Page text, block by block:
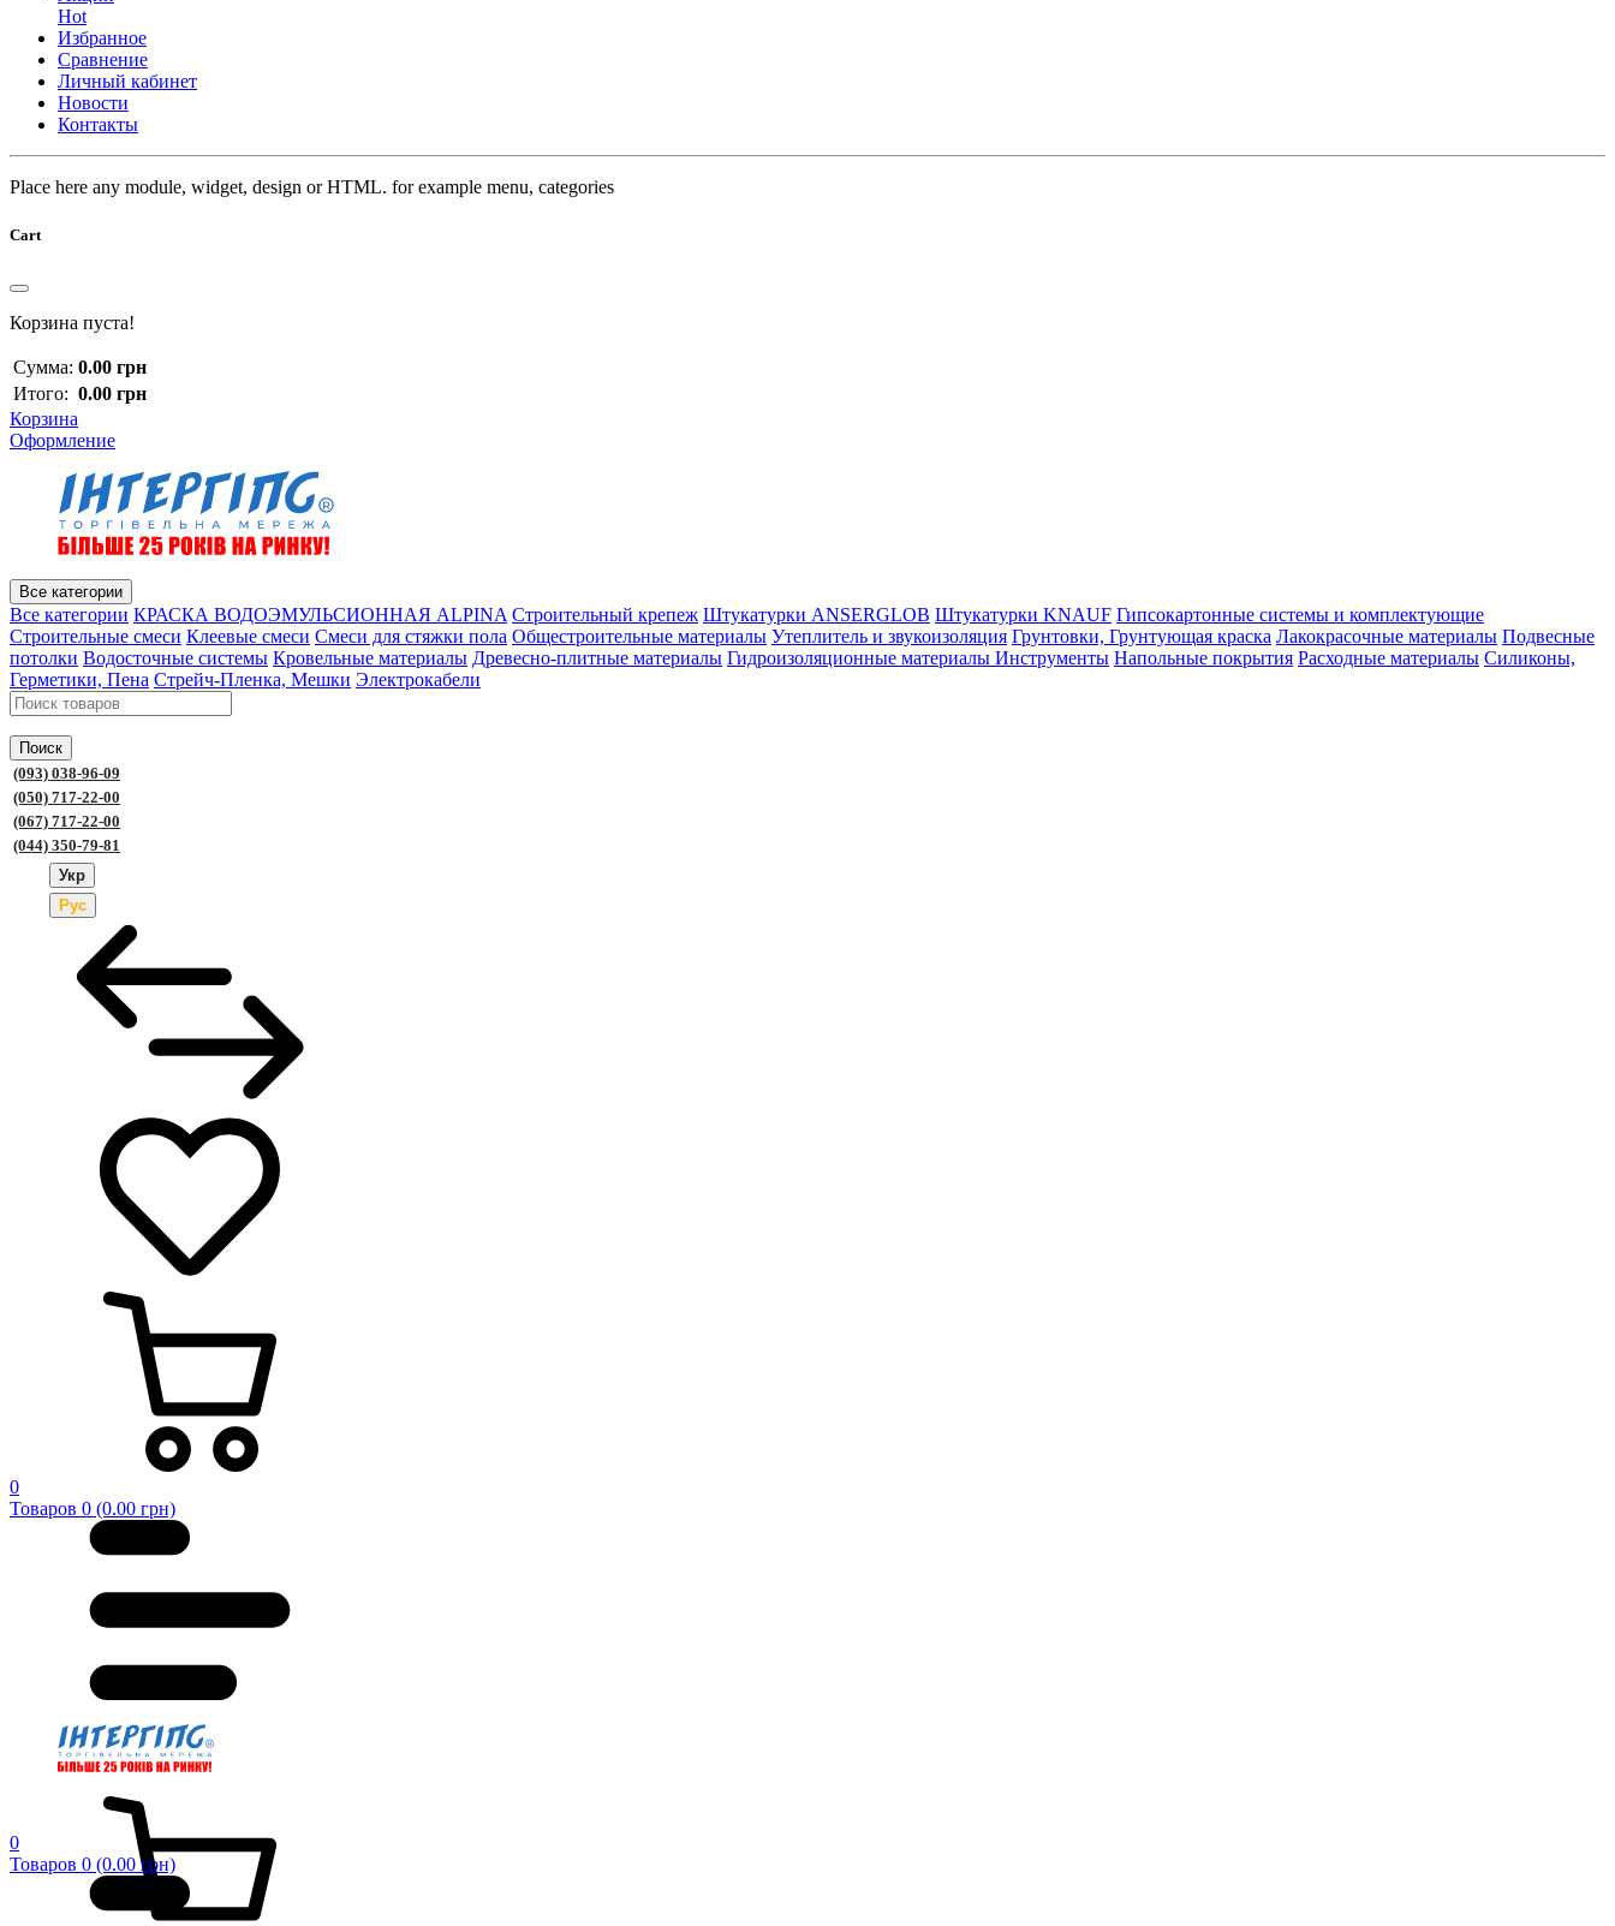
Hot
Избранное
Сравнение
Личный кабинет
Новости
Контакты
Place here any module, widget, design or HTML. for example menu, categories
Cart
Корзина пуста!
Сумма: 0.00 грн
Итого: 0.00 грн
Корзина
Оформление
Все категории
Все категории КРАСКА ВОДОЭМУЛЬСИОННАЯ ALPINA Строительный крепеж Штукатурки ANSERGLOB Штукатурки KNAUF Гипсокартонные системы и комплектующие
Строительные смеси Клеевые смеси Смеси для стяжки пола Общестроительные материалы Утеплитель и звукоизоляция Грунтовки, Грунтующая краска Лакокрасочные материалы Подвесные
потолки Водосточные системы Кровельные материалы Древесно-плитные материалы Гидроизоляционные материалы Инструменты Напольные покрытия Расходные материалы Силиконы,
Герметики, Пена Стрейч-Пленка, Мешки Электрокабели
Поиск
(093) 038-96-09
(050) 717-22-00
(067) 717-22-00
(044) 350-79-81
Укр
Рус
0
Товаров 0 (0.00 грн)
0
Товаров 0 (0.00 грн)